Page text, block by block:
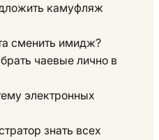
камуфляж
сменить имидж?
чаевые лично в
электронных
знать всех